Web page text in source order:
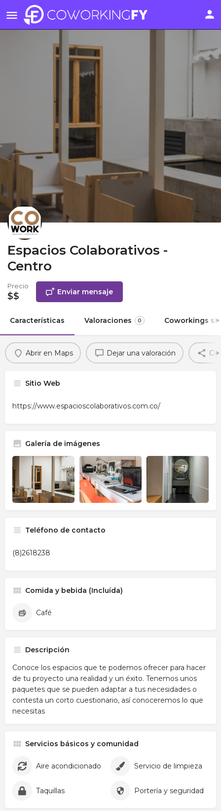
Espacios Colaborativos -
Centro
Precio
$$ Enviar mensaje
Características Valoraciones 0 Coworkings
Abrir en Maps Dejar una valoración
Sitio Web
https://www.espacioscolaborativos.com.co/
Galería de imágenes
Teléfono de contacto
(8)2618238
Comida y bebida (Incluída)
Café
Descripción
Conoce los espacios que te podemos ofrecer para hacer
de tu proyecto una realidad y un éxito. Tenemos unos
paquetes que se pueden adaptar a tus necesidades o
contesta un corto cuestionario, así conoceremos lo que
necesitas
Servicios básicos y comunidad
Aire acondicionado Servicio de limpieza
Taquillas Portería y seguridad